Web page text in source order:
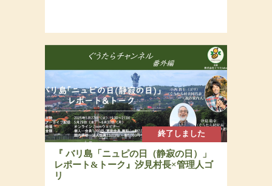
終了しました
『 バリ島「ニュピの日（静寂の日）」
レポート&トーク』汐見村長×管理人ゴ
リ